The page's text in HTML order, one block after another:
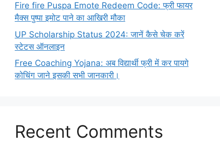
Fire fire Puspa Emote Redeem Code: फ्री फायर
मैक्स पुष्पा इमोट पाने का आखिरी मौका
UP Scholarship Status 2024: जानें कैसे चेक करें
स्टेटस ऑनलाइन
Free Coaching Yojana: अब विद्यार्थी फ्री में कर पायगे
कोचिंग जाने इसकी सभी जानकारी।
Recent Comments